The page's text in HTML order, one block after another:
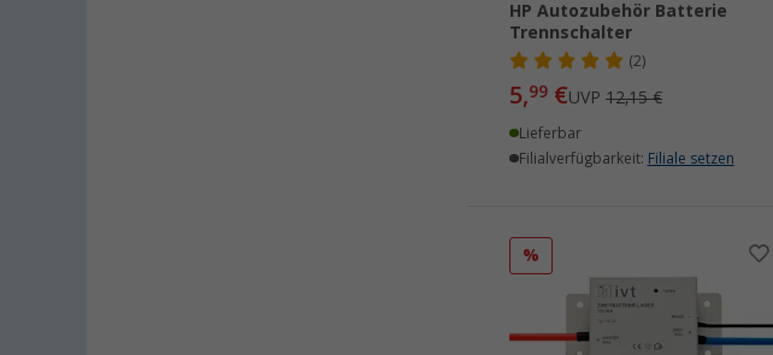
HP Autozubehör Batterie
Trennschalter
(2)
5,99 €UVP12,15 €
Lieferbar
Filialverfügbarkeit: Filiale setzen
%